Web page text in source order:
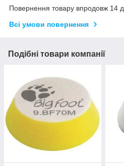
Повернення товару впродовж 14
Всі умови повернення
Подібні товари компанії